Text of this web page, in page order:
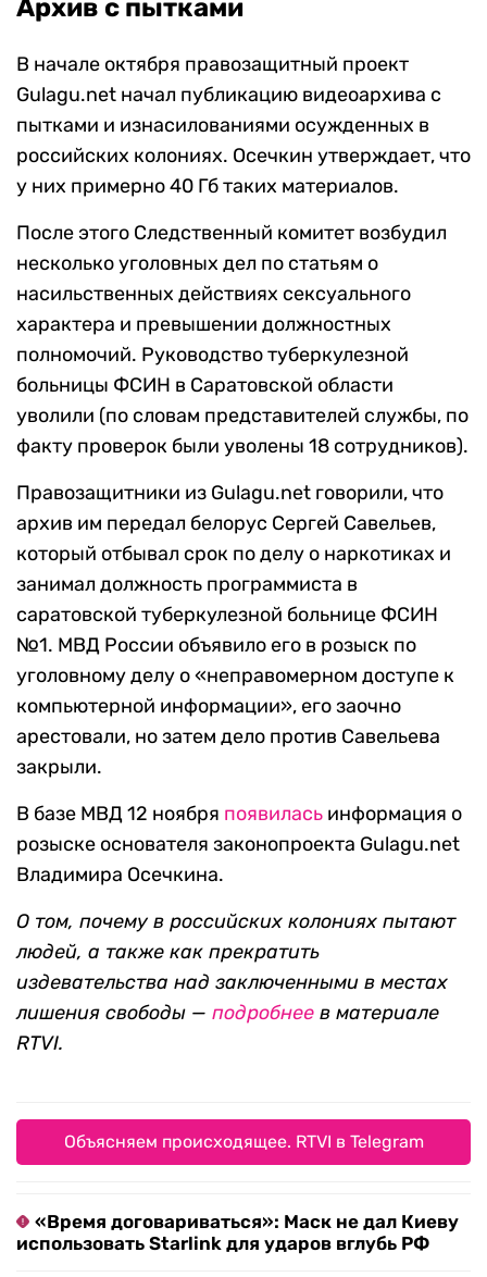
Архив с пытками
В начале октября правозащитный проект
Gulagu.net начал публикацию видеоархива с
пытками и изнасилованиями осужденных в
российских колониях. Осечкин утверждает, что
у них примерно 40 Гб таких материалов.
После этого Следственный комитет возбудил
несколько уголовных дел по статьям о
насильственных действиях сексуального
характера и превышении должностных
полномочий. Руководство туберкулезной
больницы ФСИН в Саратовской области
уволили (по словам представителей службы, по
факту проверок были уволены 18 сотрудников).
Правозащитники из Gulagu.net говорили, что
архив им передал белорус Сергей Савельев,
который отбывал срок по делу о наркотиках и
занимал должность программиста в
саратовской туберкулезной больнице ФСИН
№1. МВД России объявило его в розыск по
уголовному делу о «неправомерном доступе к
компьютерной информации», его заочно
арестовали, но затем дело против Савельева
закрыли.
В базе МВД 12 ноября появилась информация о
розыске основателя законопроекта Gulagu.net
Владимира Осечкина.
О том, почему в российских колониях пытают
людей, а также как прекратить
издевательства над заключенными в местах
лишения свободы — подробнее в материале
RTVI.
Объясняем происходящее. RTVI в Telegram
«Время договариваться»: Маск не дал Киеву
использовать Starlink для ударов вглубь РФ